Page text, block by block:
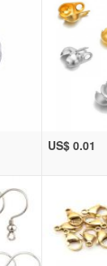
US$ 0.01